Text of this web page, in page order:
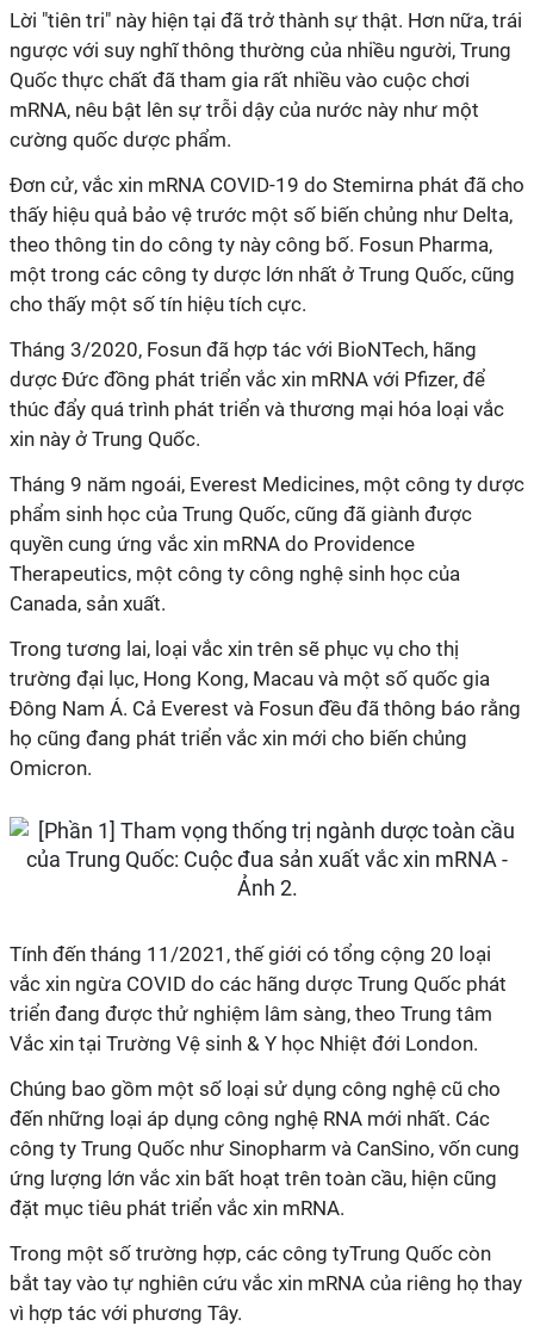
Lời "tiên tri" này hiện tại đã trở thành sự thật. Hơn nữa, trái
ngược với suy nghĩ thông thường của nhiều người, Trung
Quốc thực chất đã tham gia rất nhiều vào cuộc chơi
mRNA, nêu bật lên sự trỗi dậy của nước này như một
cường quốc dược phẩm.
Đơn cử, vắc xin mRNA COVID-19 do Stemirna phát đã cho
thấy hiệu quả bảo vệ trước một số biến chủng như Delta,
theo thông tin do công ty này công bố. Fosun Pharma,
một trong các công ty dược lớn nhất ở Trung Quốc, cũng
cho thấy một số tín hiệu tích cực.
Tháng 3/2020, Fosun đã hợp tác với BioNTech, hãng
dược Đức đồng phát triển vắc xin mRNA với Pfizer, để
thúc đẩy quá trình phát triển và thương mại hóa loại vắc
xin này ở Trung Quốc.
Tháng 9 năm ngoái, Everest Medicines, một công ty dược
phẩm sinh học của Trung Quốc, cũng đã giành được
quyền cung ứng vắc xin mRNA do Providence
Therapeutics, một công ty công nghệ sinh học của
Canada, sản xuất.
Trong tương lai, loại vắc xin trên sẽ phục vụ cho thị
trường đại lục, Hong Kong, Macau và một số quốc gia
Đông Nam Á. Cả Everest và Fosun đều đã thông báo rằng
họ cũng đang phát triển vắc xin mới cho biến chủng
Omicron.
Tính đến tháng 11/2021, thế giới có tổng cộng 20 loại
vắc xin ngừa COVID do các hãng dược Trung Quốc phát
triển đang được thử nghiệm lâm sàng, theo Trung tâm
Vắc xin tại Trường Vệ sinh & Y học Nhiệt đới London.
Chúng bao gồm một số loại sử dụng công nghệ cũ cho
đến những loại áp dụng công nghệ RNA mới nhất. Các
công ty Trung Quốc như Sinopharm và CanSino, vốn cung
ứng lượng lớn vắc xin bất hoạt trên toàn cầu, hiện cũng
đặt mục tiêu phát triển vắc xin mRNA.
Trong một số trường hợp, các công tyTrung Quốc còn
bắt tay vào tự nghiên cứu vắc xin mRNA của riêng họ thay
vì hợp tác với phương Tây.